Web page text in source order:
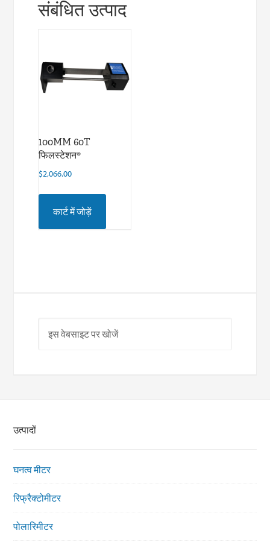
संबंधित उत्पाद
100MM 60T
फिलस्टेशन®
$2,066.00
कार्ट में जोड़ें
उत्पादों
घनत्व मीटर
रिफ्रैक्टोमीटर
पोलारिमीटर